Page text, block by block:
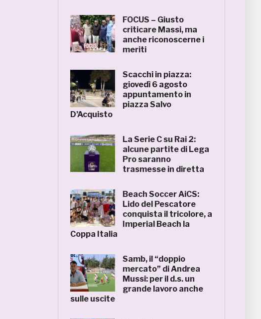
FOCUS – Giusto
criticare Massi, ma
anche riconoscerne i
meriti
Scacchi in piazza:
giovedì 6 agosto
appuntamento in
piazza Salvo
D’Acquisto
La Serie C su Rai 2:
alcune partite di Lega
Pro saranno
trasmesse in diretta
Beach Soccer AiCS:
Lido del Pescatore
conquista il tricolore, a
Imperial Beach la
Coppa Italia
Samb, il “doppio
mercato” di Andrea
Mussi: per il d.s. un
grande lavoro anche
sulle uscite